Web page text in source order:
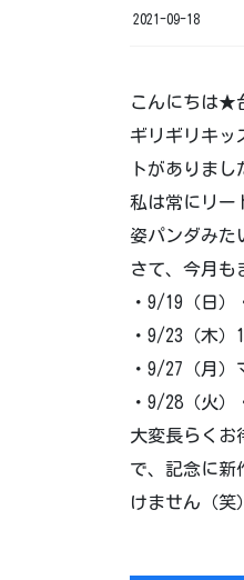
2021-09-18
こんにちは★
ギリギリキッ
トがありま
私は常にリー
姿パンダみた
さて、今月も
・9/19（日）
・9/23（木
・9/27（月）
・9/28（火
大変長らくお
で、記念に新
けません（笑